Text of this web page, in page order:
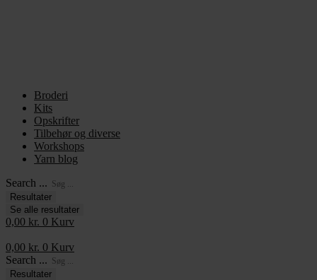
Broderi
Kits
Opskrifter
Tilbehør og diverse
Workshops
Yarn blog
Search ...
Resultater
Se alle resultater
0,00 kr. 0 Kurv
0,00 kr. 0 Kurv
Search ...
Resultater